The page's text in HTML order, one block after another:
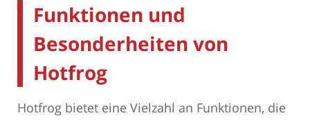
Funktionen und
Besonderheiten von
Hotfrog
Hotfrog bietet eine Vielzahl an Funktionen, die